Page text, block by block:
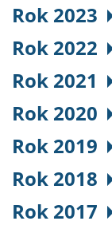
Rok 2023
Rok 2022
Rok 2021
Rok 2020
Rok 2019
Rok 2018
Rok 2017